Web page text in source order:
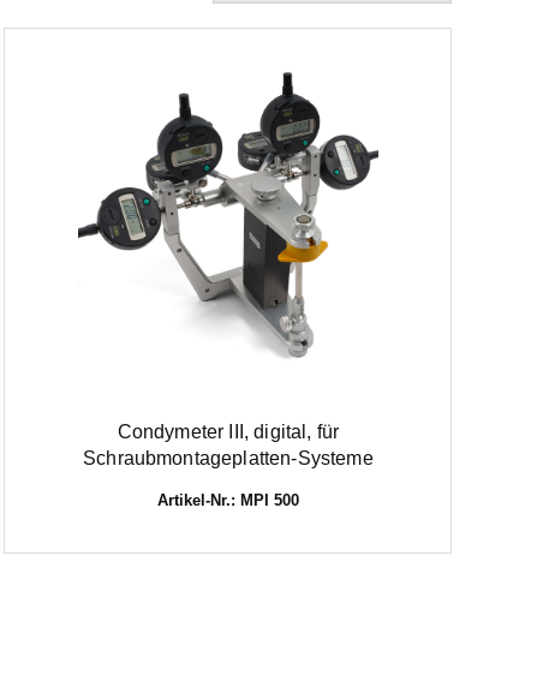
Condymeter III, digital, für
Schraubmontageplatten-Systeme
Artikel-Nr.: MPI 500